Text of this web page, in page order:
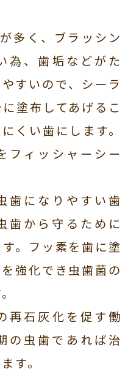
多く、ブラッシン
為、歯垢などがた
すいので、シーラ
塗布してあげるこ
くい歯にします。
フィッシャーシー
歯になりやすい歯
歯から守るために
。フッ素を歯に塗
強化でき虫歯菌の
再石灰化を促す働
の虫歯であれば治
す。